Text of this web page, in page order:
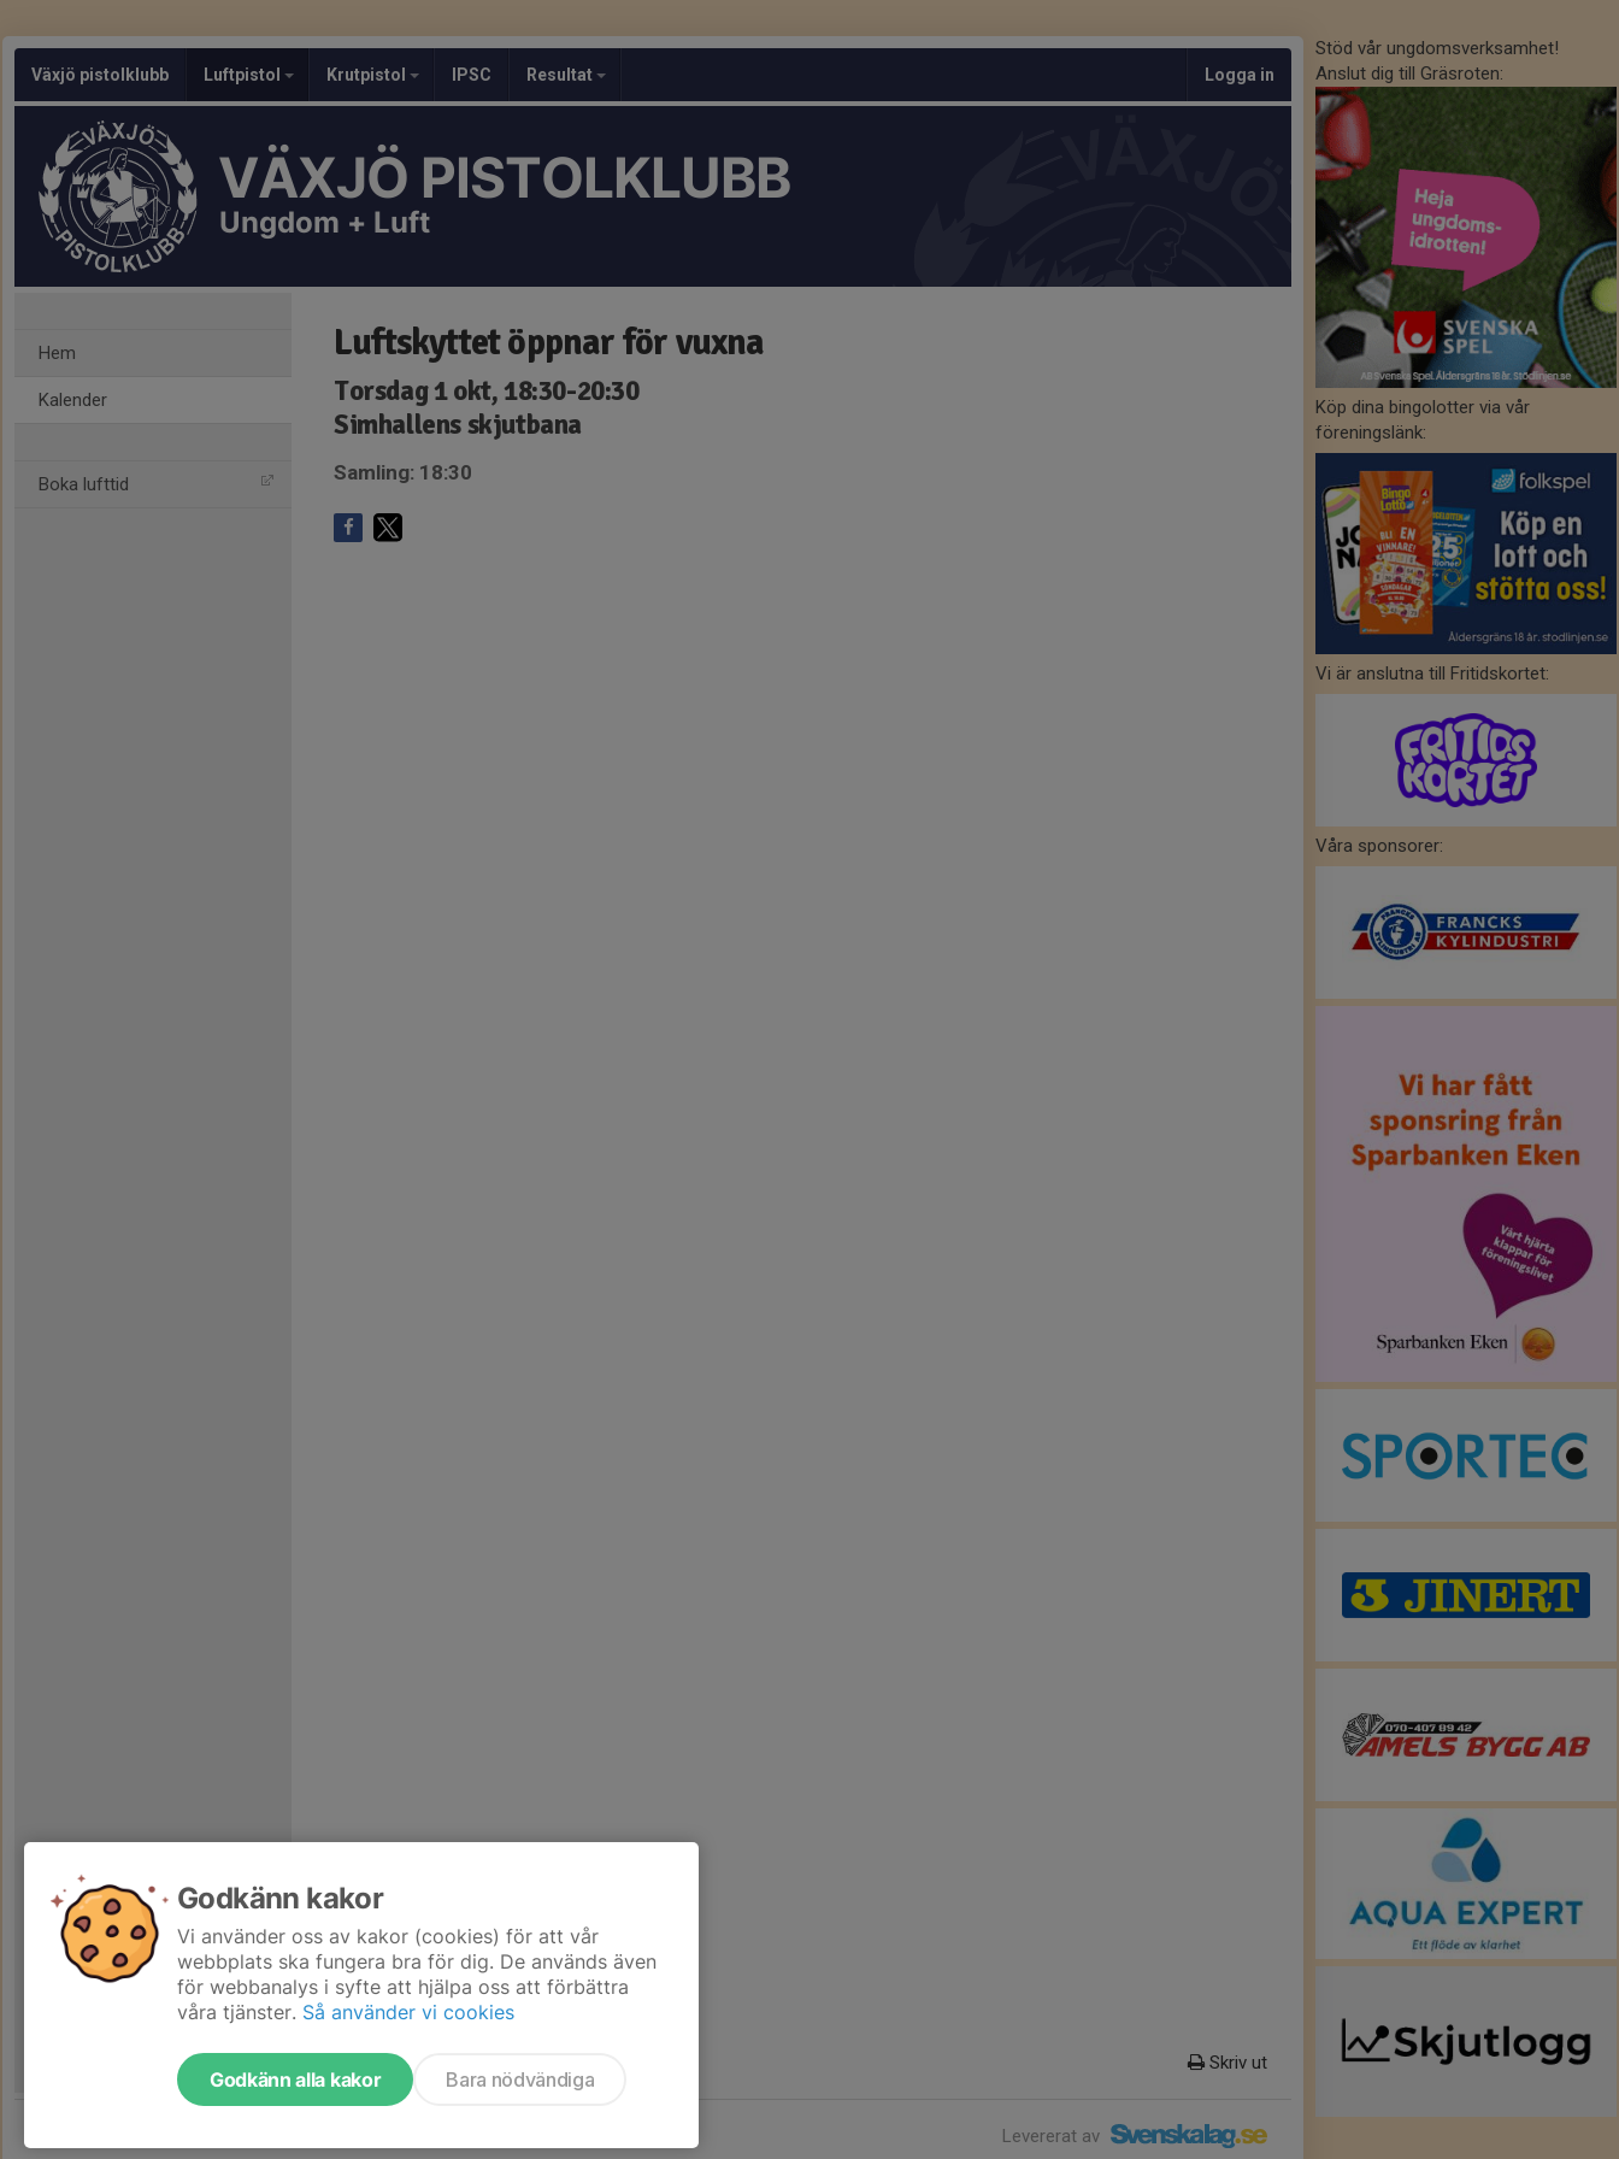
Växjö pistolklubb Luftpistol Krutpistol IPSC Resultat Logga in
VÄXJÖ PISTOLKLUBB
Ungdom + Luft
Hem
Kalender
Boka lufttid
Luftskyttet öppnar för vuxna
Torsdag 1 okt, 18:30-20:30
Simhallens skjutbana
Samling: 18:30
Skriv ut
Levererat av
Stöd vår ungdomsverksamhet!
Anslut dig till Gräsroten:
Köp dina bingolotter via vår
föreningslänk:
Vi är anslutna till Fritidskortet:
Våra sponsorer:
Godkänn kakor
Vi använder oss av kakor (cookies) för att vår
webbplats ska fungera bra för dig. De används även
för webbanalys i syfte att hjälpa oss att förbättra
våra tjänster. Så använder vi cookies
Godkänn alla kakor Bara nödvändiga